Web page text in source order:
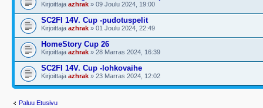
Kirjoittaja azhrak » 09 Joulu 2024, 19:00
SC2FI 14V. Cup -pudotuspelit
Kirjoittaja azhrak » 01 Joulu 2024, 22:49
HomeStory Cup 26
Kirjoittaja azhrak » 28 Marras 2024, 16:39
SC2FI 14V. Cup -lohkovaihe
Kirjoittaja azhrak » 23 Marras 2024, 12:02
Paluu Etusivu